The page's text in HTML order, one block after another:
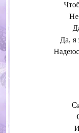
Не
Да, я